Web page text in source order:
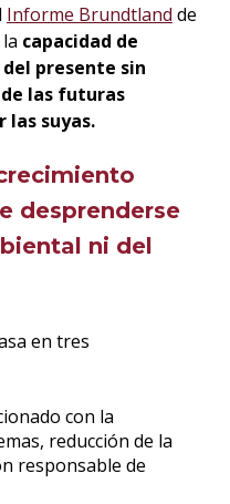
Informe Brundtland de
capacidad de
presente sin
las futuras
las suyas.
desprenderse
ni del
en tres
con la
reducción de la
responsable de